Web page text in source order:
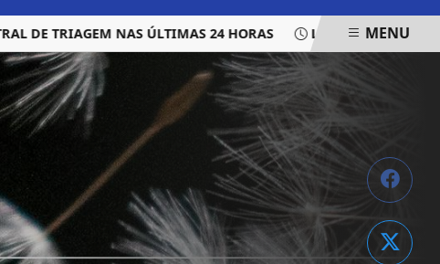
TRIAGEM NAS ÚLTIMAS 24 HORAS LAUDO APONTA QUE
MENU